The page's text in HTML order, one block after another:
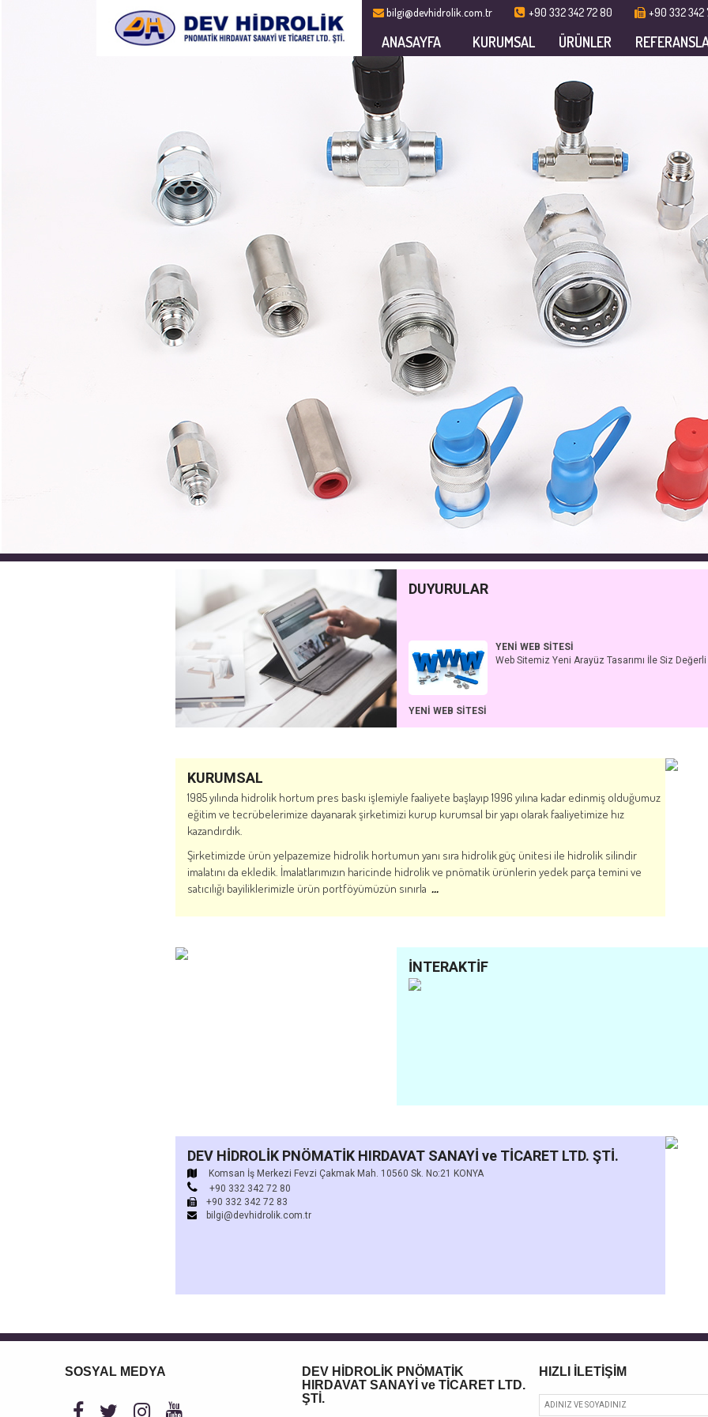
bilgi@devhidrolik.com.tr +90 332 342 72 80 +90 332 342
ANASAYFA KURUMSAL ÜRÜNLER
DUYURULAR
Web Sitemiz Yeni Arayüz Tasarımı İle Siz Değerli
YENİ WEB SİTESİ
Web Sitemiz Yeni Arayüz Tasarımı İle Siz Değerli Kullanıcılarımıza
KURUMSAL
1985 yılında hidrolik hortum pres baskı işlemiyle faaliyete başlayıp 1996 yılına kadar edinmiş olduğumuz
eğitim ve tecrübelerimize dayanarak şirketimizi kurup kurumsal bir yapı olarak faaliyetimize hız
kazandırdık.
Şirketimizde ürün yelpazemize hidrolik hortumun yanı sıra hidrolik güç ünitesi ile hidrolik silindir
imalatını da ekledik. İmalatlarımızın haricinde hidrolik ve pnömatik ürünlerin yedek parça temini ve
satıcılığı bayiliklerimizle ürün portföyümüzün sınırla ...
İNTERAKTİF
DEV HİDROLİK PNÖMATİK HIRDAVAT SANAYİ ve TİCARET LTD. ŞTİ.
Komsan İş Merkezi Fevzi Çakmak Mah. 10560 Sk. No:21 KONYA
+90 332 342 72 80
+90 332 342 72 83
bilgi@devhidrolik.com.tr
SOSYAL MEDYA
DEV HİDROLİK PNÖMATİK
HIRDAVAT SANAYİ ve TİCARET LTD.
ŞTİ.
HIZLI İLETİŞİM